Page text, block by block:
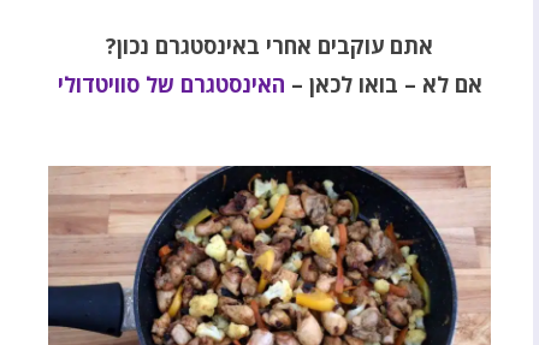
אתם עוקבים אחרי באינסטגרם נכון?
אם לא – בואו לכאן – האינסטגרם של סוויטדולי